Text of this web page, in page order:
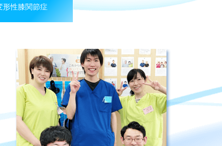
形性膝関節症